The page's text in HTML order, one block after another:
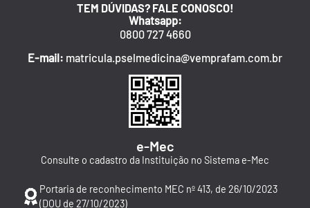
TEM DÚVIDAS? FALE CONOSCO!
Whatsapp:
0800 727 4660
E-mail: matricula.pselmedicina@vemprafam.com.br
e-Mec
Consulte o cadastro da Instituição no Sistema e-Mec
Portaria de reconhecimento MEC nº 413, de 26/10/2023
(DOU de 27/10/2023)